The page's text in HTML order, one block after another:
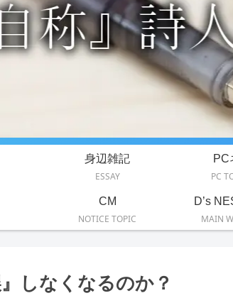
身辺雑記
ESSAY
PC
PC
CM
NOTICE TOPIC
D’s
MAIN
しなくなるのか？